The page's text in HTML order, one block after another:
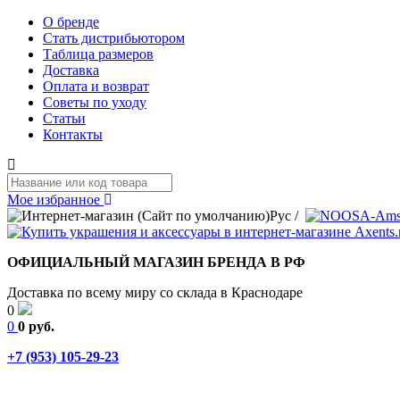
О бренде
Стать дистрибьютором
Таблица размеров
Доставка
Оплата и возврат
Советы по уходу
Статьи
Контакты
Мое избранное
Рус /
ОФИЦИАЛЬНЫЙ МАГАЗИН БРЕНДА В РФ
Доставка по всему миру со склада в Краснодаре
0
0 0 руб.
+7 (953) 105-29-23